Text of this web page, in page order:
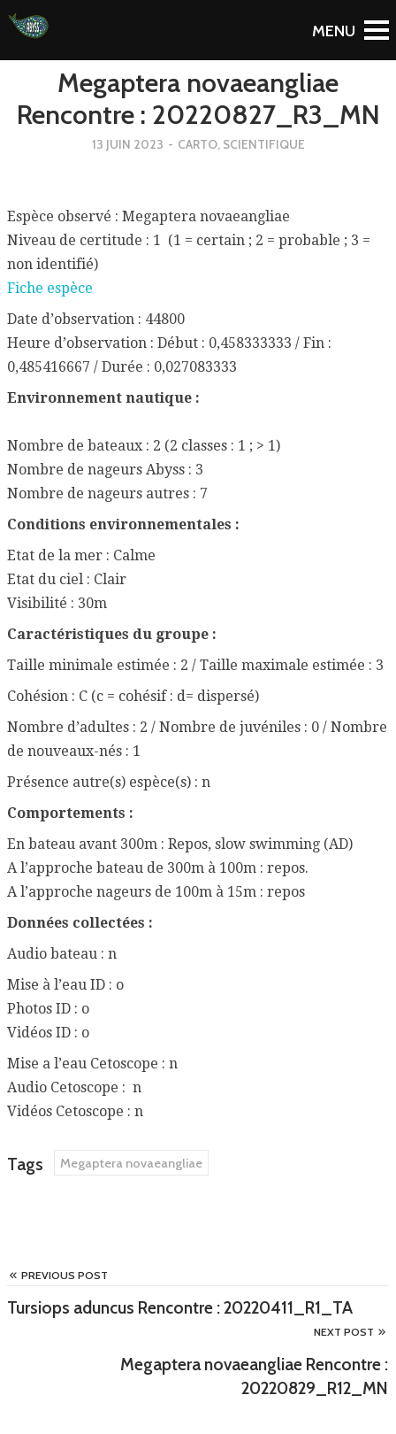
To Blog
Megaptera novaeangliae
Rencontre : 20220827_R3_MN
13 JUIN 2023 - CARTO, SCIENTIFIQUE
Espèce observé : Megaptera novaeangliae
Niveau de certitude : 1 (1 = certain ; 2 = probable ; 3 =
non identifié)
Fiche espèce
Date d’observation : 44800
Heure d’observation : Début : 0,458333333 / Fin :
0,485416667 / Durée : 0,027083333
Environnement nautique :
Nombre de bateaux : 2 (2 classes : 1 ; > 1)
Nombre de nageurs Abyss : 3
Nombre de nageurs autres : 7
Conditions environnementales :
Etat de la mer : Calme
Etat du ciel : Clair
Visibilité : 30m
Caractéristiques du groupe :
Taille minimale estimée : 2 / Taille maximale estimée : 3
Cohésion : C (c = cohésif : d= dispersé)
Nombre d’adultes : 2 / Nombre de juvéniles : 0 / Nombre
de nouveaux-nés : 1
Présence autre(s) espèce(s) : n
Comportements :
En bateau avant 300m : Repos, slow swimming (AD)
A l’approche bateau de 300m à 100m : repos.
A l’approche nageurs de 100m à 15m : repos
Données collectées :
Audio bateau : n
Mise à l’eau ID : o
Photos ID : o
Vidéos ID : o
Mise a l’eau Cetoscope : n
Audio Cetoscope : n
Vidéos Cetoscope : n
Tags Megaptera novaeangliae
PREVIOUS POST
Tursiops aduncus Rencontre : 20220411_R1_TA
NEXT POST
Megaptera novaeangliae Rencontre :
20220829_R12_MN